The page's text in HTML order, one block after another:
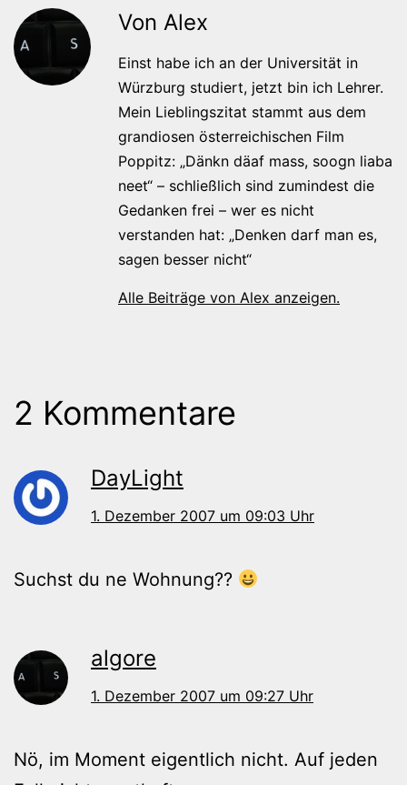
Von Alex
Einst habe ich an der Universität in
Würzburg studiert, jetzt bin ich Lehrer.
Mein Lieblingszitat stammt aus dem
grandiosen österreichischen Film
Poppitz: „Dänkn däaf mass, soogn liaba
neet“ – schließlich sind zumindest die
Gedanken frei – wer es nicht
verstanden hat: „Denken darf man es,
sagen besser nicht“
Alle Beiträge von Alex anzeigen.
2 Kommentare
DayLight
1. Dezember 2007 um 09:03 Uhr
Suchst du ne Wohnung??
algore
1. Dezember 2007 um 09:27 Uhr
Nö, im Moment eigentlich nicht. Auf jeden